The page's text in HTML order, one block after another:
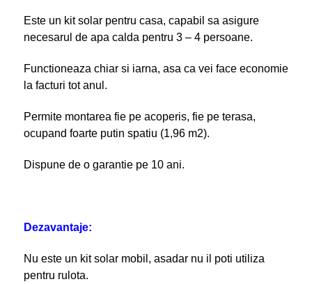
Este un kit solar pentru casa, capabil sa asigure
necesarul de apa calda pentru 3 – 4 persoane.
Functioneaza chiar si iarna, asa ca vei face economie
la facturi tot anul.
Permite montarea fie pe acoperis, fie pe terasa,
ocupand foarte putin spatiu (1,96 m2).
Dispune de o garantie pe 10 ani.
Dezavantaje:
Nu este un kit solar mobil, asadar nu il poti utiliza
pentru rulota.